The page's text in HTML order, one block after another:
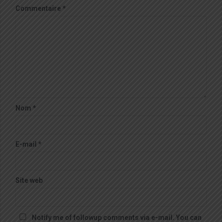
Commentaire *
Nom *
E-mail *
Site web
Notify me of followup comments via e-mail. You can